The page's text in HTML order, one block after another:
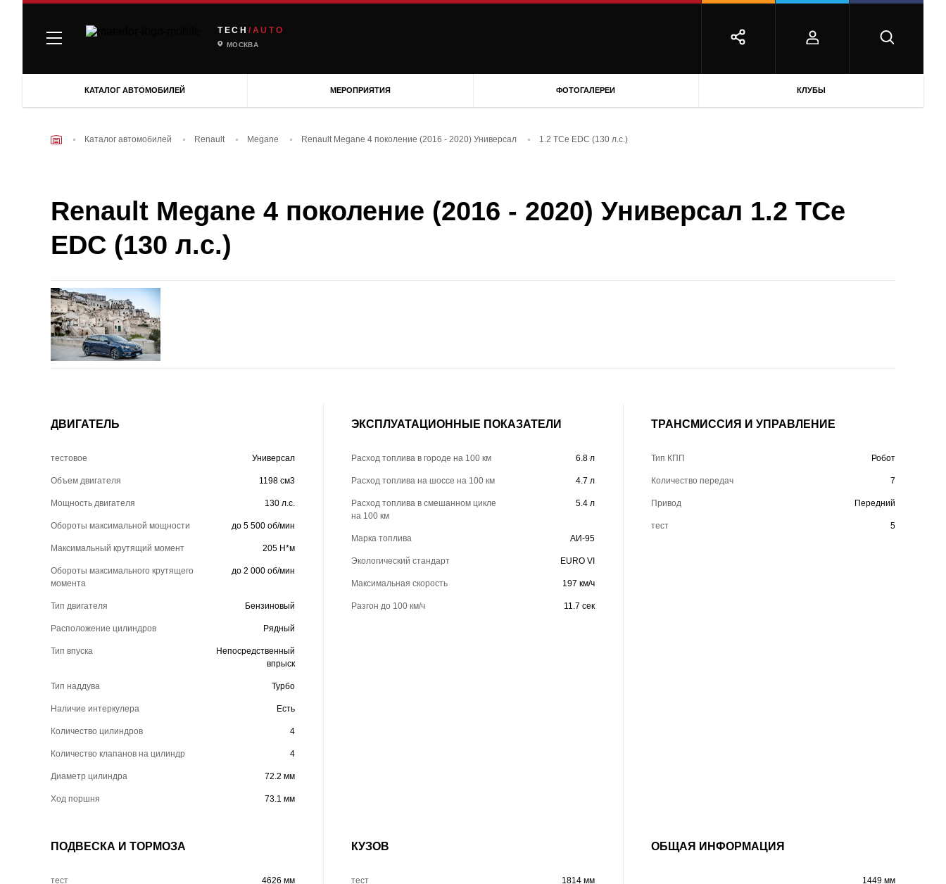
TECH /AUTO
МОСКВА
КАТАЛОГ АВТОМОБИЛЕЙ МЕРОПРИЯТИЯ ФОТОГАЛЕРЕИ КЛУБЫ
Каталог автомобилей Renault Megane Renault Megane 4 поколение (2016 - 2020) Универсал 1.2 TCe EDC (130 л.с.)
Renault Megane 4 поколение (2016 - 2020) Универсал 1.2 TCe
EDC (130 л.с.)
ДВИГАТЕЛЬ
тестовое Универсал
Объем двигателя 1198 см3
Мощность двигателя 130 л.с.
Обороты максимальной мощности до 5 500 об/мин
Максимальный крутящий момент 205 Н*м
Обороты максимального крутящего
момента
до 2 000 об/мин
Тип двигателя Бензиновый
Расположение цилиндров Рядный
Тип впуска
Непосредственный
впрыск
Тип наддува Турбо
Наличие интеркулера Есть
Количество цилиндров 4
Количество клапанов на цилиндр 4
Диаметр цилиндра 72.2 мм
Ход поршня 73.1 мм
ЭКСПЛУАТАЦИОННЫЕ ПОКАЗАТЕЛИ
Расход топлива в городе на 100 км 6.8 л
Расход топлива на шоссе на 100 км 4.7 л
Расход топлива в смешанном цикле
на 100 км
5.4 л
Марка топлива АИ-95
Экологический стандарт EURO VI
Максимальная скорость 197 км/ч
Разгон до 100 км/ч 11.7 сек
ТРАНСМИССИЯ И УПРАВЛЕНИЕ
Тип КПП Робот
Количество передач 7
Привод Передний
тест 5
ПОДВЕСКА И ТОРМОЗА
тест 4626 мм
КУЗОВ
тест 1814 мм
ОБЩАЯ ИНФОРМАЦИЯ
1449 мм